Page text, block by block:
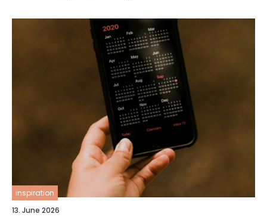
inspiration
13. June 2026